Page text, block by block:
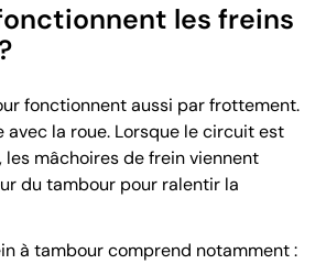
les freins
fonctionnent aussi par frottement.
avec la roue. Lorsque le circuit est
les mâchoires de frein viennent
du tambour pour ralentir la
à tambour comprend notamment :